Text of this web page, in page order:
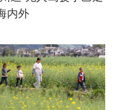
内外